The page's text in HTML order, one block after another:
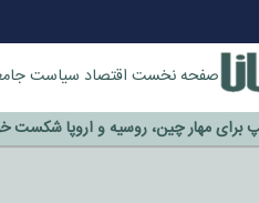
صفحه نخست اقتصاد سیاست
برای مهار چین، روسیه و اروپا شکست